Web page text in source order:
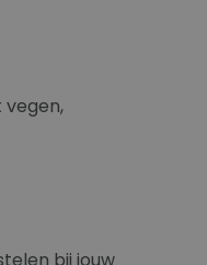
vegen,